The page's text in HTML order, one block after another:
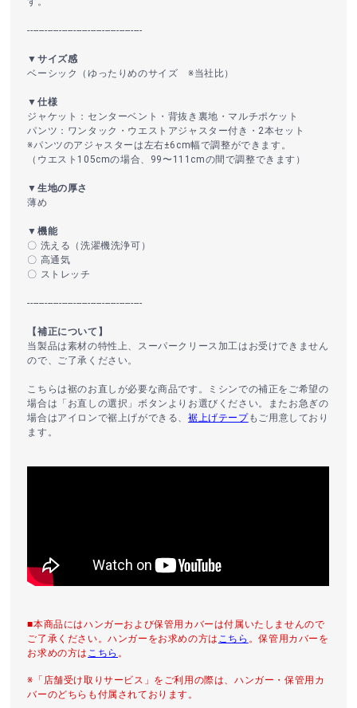
----------------------------------------
▼サイズ感
ベーシック（ゆったりめのサイズ ※当社比）
▼仕様
ジャケット：センターベント・背抜き裏地・マルチポケット
パンツ：ワンタック・ウエストアジャスター付き・2本セット
※パンツのアジャスターは左右±6cm幅で調整ができます。
（ウエスト105cmの場合、99〜111cmの間で調整できます）
▼生地の厚さ
薄め
▼機能
〇 洗える（洗濯機洗浄可）
〇 高通気
〇 ストレッチ
----------------------------------------
【補正について】
当製品は素材の特性上、スーパークリース加工はお受けできません
ので、ご了承ください。
こちらは裾のお直しが必要な商品です。ミシンでの補正をご希望の
場合は「お直しの選択」ボタンよりお選びください。またお急ぎの
場合はアイロンで裾上げができる、裾上げテープもご用意しており
ます。
■本商品にはハンガーおよび保管用カバーは付属いたしませんので
ご了承ください。ハンガーをお求めの方は こちら 。保管用カバーを
お求めの方は こちら 。
※「店舗受け取りサービス」をご利用の際は、ハンガー・保管用カ
バーのどちらも付属されております。